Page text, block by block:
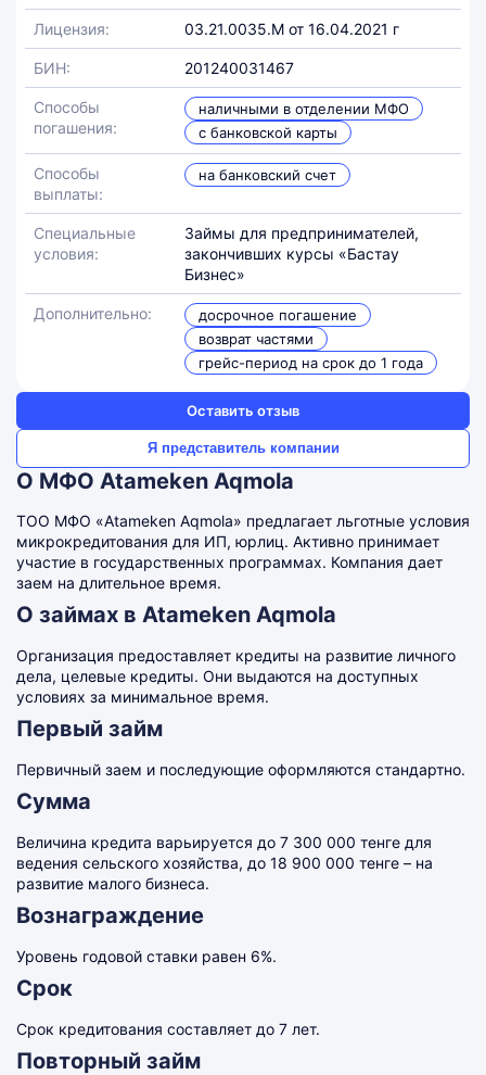
Лицензия: 03.21.0035.М от 16.04.2021 г
БИН: 201240031467
Способы
погашения:
наличными в отделении МФО
с банковской карты
Способы
выплаты:
на банковский счет
Специальные
условия:
Займы для предпринимателей,
закончивших курсы «Бастау
Бизнес»
Дополнительно:
досрочное погашение
возврат частями
грейс-период на срок до 1 года
Оставить отзыв
Я представитель компании
О МФО Atameken Aqmola
ТОО МФО «Atameken Aqmola» предлагает льготные условия
микрокредитования для ИП, юрлиц. Активно принимает
участие в государственных программах. Компания дает
заем на длительное время.
О займах в Atameken Aqmola
Организация предоставляет кредиты на развитие личного
дела, целевые кредиты. Они выдаются на доступных
условиях за минимальное время.
Первый займ
Первичный заем и последующие оформляются стандартно.
Сумма
Величина кредита варьируется до 7 300 000 тенге для
ведения сельского хозяйства, до 18 900 000 тенге – на
развитие малого бизнеса.
Вознаграждение
Уровень годовой ставки равен 6%.
Срок
Срок кредитования составляет до 7 лет.
Повторный займ